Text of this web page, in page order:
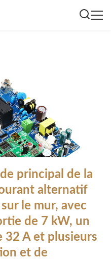
principal de la
alternatif
le mur, avec
de 7 kW, un
32 A et plusieurs
et de